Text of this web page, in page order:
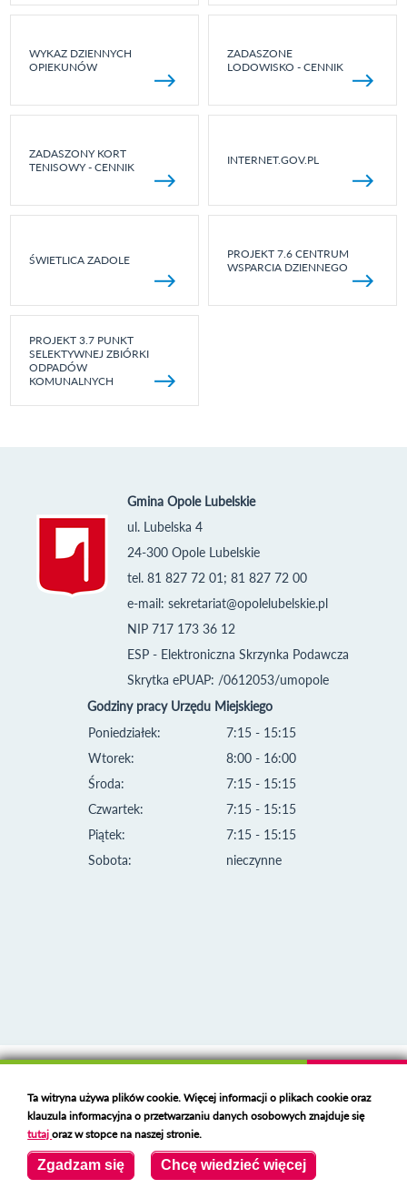
WYKAZ DZIENNYCH
OPIEKUNÓW
ZADASZONE
LODOWISKO - CENNIK
ZADASZONY KORT
TENISOWY - CENNIK
INTERNET.GOV.PL
ŚWIETLICA ZADOLE
PROJEKT 7.6 CENTRUM
WSPARCIA DZIENNEGO
PROJEKT 3.7 PUNKT
SELEKTYWNEJ ZBIÓRKI
ODPADÓW
KOMUNALNYCH
Gmina Opole Lubelskie
ul. Lubelska 4
24-300 Opole Lubelskie
tel. 81 827 72 01; 81 827 72 00
e-mail: sekretariat@opolelubelskie.pl
NIP 717 173 36 12
ESP - Elektroniczna Skrzynka Podawcza
Skrytka ePUAP: /0612053/umopole
Godziny pracy Urzędu Miejskiego
Poniedziałek:
Wtorek:
Środa:
Czwartek:
Piątek:
Sobota:
7:15 - 15:15
8:00 - 16:00
7:15 - 15:15
7:15 - 15:15
7:15 - 15:15
nieczynne
Deklaracja dostępności
Polski serwer RBLhttps://polspam.pl/
Copyright 2023 Urząd Miejski w Opolu Lubelskim
Created byVOBACOM Odnośnik otworzy się w nowym oknie
Ta witryna używa plików cookie. Więcej informacji o plikach cookie oraz
klauzula informacyjna o przetwarzaniu danych osobowych znajduje się
tutajoraz w stopce na naszej stronie.
Zgadzam się Chcę wiedzieć więcej